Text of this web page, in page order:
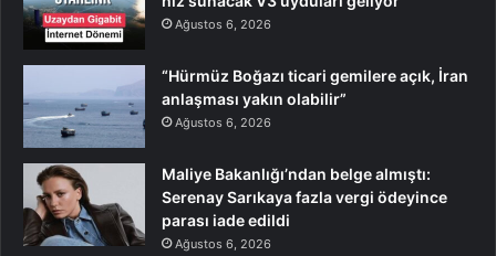
Ağustos 6, 2026
“Hürmüz Boğazı ticari gemilere açık, İran
anlaşması yakın olabilir”
Ağustos 6, 2026
Maliye Bakanlığı’ndan belge almıştı:
Serenay Sarıkaya fazla vergi ödeyince
parası iade edildi
Ağustos 6, 2026